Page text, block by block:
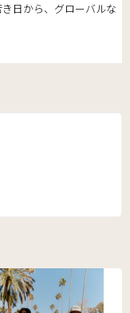
日から、グローバルな